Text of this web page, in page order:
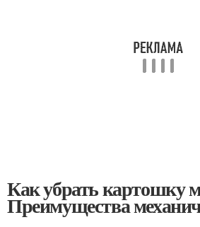
Как убрать картошку
Преимущества